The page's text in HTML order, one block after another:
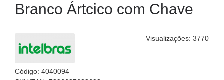
Branco Ártcico com Chave
Visualizações: 3770
Código: 4040094